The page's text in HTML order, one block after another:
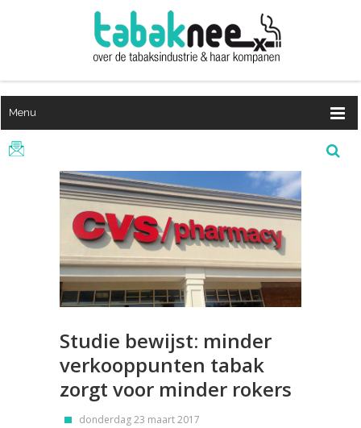
Menu
Studie bewijst: minder
verkooppunten tabak
zorgt voor minder rokers
donderdag 23 maart 2017